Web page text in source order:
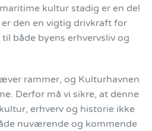
kultur stadig er en del
den en vigtig drivkraft for
både byens erhvervsliv og
rammer, og Kulturhavnen
Derfor må vi sikre, at denne
erhverv og historie ikke
nuværende og kommende